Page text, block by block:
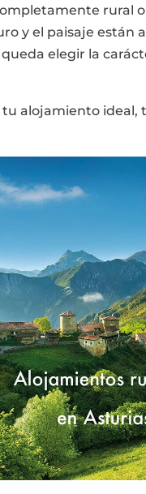
rural
y el paisaje están
elegir la
alojamiento ideal,